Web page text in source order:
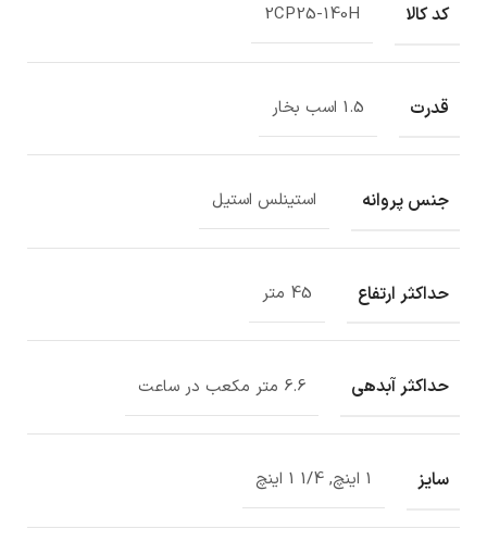
کد کالا 2CP25-140H
قدرت 1.5 اسب بخار
جنس پروانه استینلس استیل
حداکثر ارتفاع 45 متر
حداکثر آبدهی 6.6 متر مکعب در ساعت
سایز 1 اینچ, 1/4 1 اینچ